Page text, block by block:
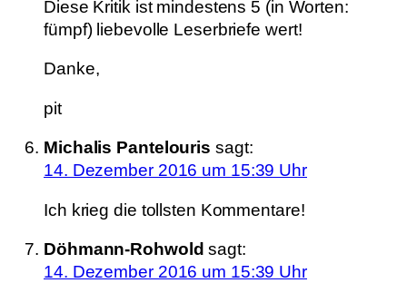
Diese Kritik ist mindestens 5 (in Worten:
fümpf) liebevolle Leserbriefe wert!
Danke,
pit
Michalis Pantelouris sagt:
14. Dezember 2016 um 15:39 Uhr
Ich krieg die tollsten Kommentare!
Döhmann-Rohwold sagt:
14. Dezember 2016 um 15:39 Uhr